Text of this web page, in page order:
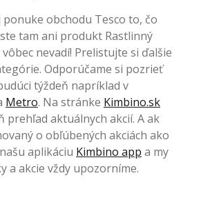
obchodu Tesco to, čo
tam ani produkt Rastlinný
nevadí! Prelistujte si ďalšie
Odporúčame si pozrieť
týždeň napríklad v
Metro. Na stránke Kimbino.sk
prehľad aktuálnych akcií. A ak
o obľúbených akciách ako
aplikáciu Kimbino app a my
a akcie vždy upozorníme.